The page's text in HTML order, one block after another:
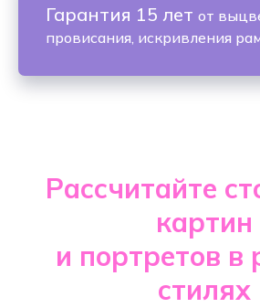
Гарантия 15 лет от
провисания, искривления
Рассчитайте
картин
и портретов в
стилях